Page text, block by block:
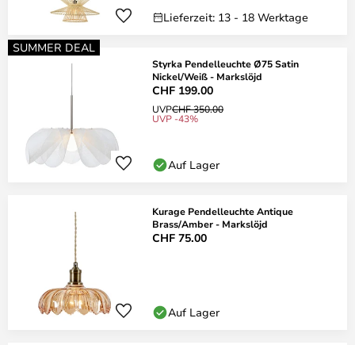
Lieferzeit: 13 - 18 Werktage
SUMMER DEAL
Styrka Pendelleuchte Ø75 Satin
Nickel/Weiß - Markslöjd
CHF 199.00
UVPCHF 350.00
UVP -43%
Auf Lager
Kurage Pendelleuchte Antique
Brass/Amber - Markslöjd
CHF 75.00
Auf Lager